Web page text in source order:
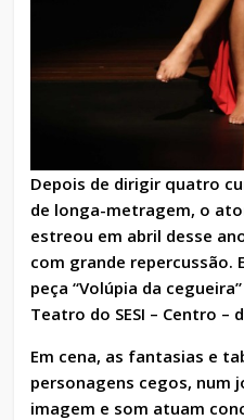
Depois de dirigir quatro
de longa-metragem, o
estreou em abril desse
com grande repercussão.
peça “Volúpia da
Teatro do SESI – Centro –
Em cena, as fantasias e
personagens cegos,
imagem e som atuam